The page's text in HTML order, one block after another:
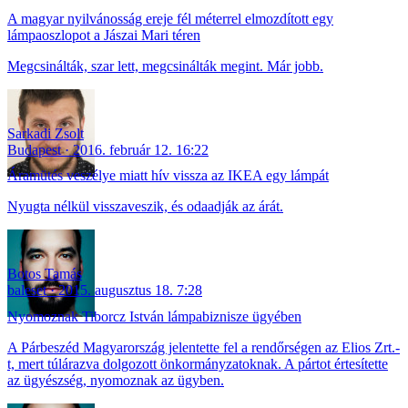
A magyar nyilvánosság ereje fél méterrel elmozdított egy
lámpaoszlopot a Jászai Mari téren
Megcsinálták, szar lett, megcsinálták megint. Már jobb.
Sarkadi Zsolt
Budapest
2016. február 12. 16:22
Áramütés veszélye miatt hív vissza az IKEA egy lámpát
Nyugta nélkül visszaveszik, és odaadják az árát.
Botos Tamás
baleset
2015. augusztus 18. 7:28
Nyomoznak Tiborcz István lámpabiznisze ügyében
A Párbeszéd Magyarország jelentette fel a rendőrségen az Elios Zrt.-
t, mert túlárazva dolgozott önkormányzatoknak. A pártot értesítette
az ügyészség, nyomoznak az ügyben.